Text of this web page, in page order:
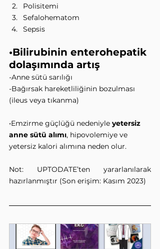
Polisitemi
Sefalohematom
Sepsis
•Bilirubinin enterohepatik
dolaşımında artış
-Anne sütü sarılığı
-Bağırsak hareketliliğinin bozulması
(ileus veya tıkanma)
•Emzirme güçlüğü nedeniyle yetersiz
anne sütü alımı, hipovolemiye ve
yetersiz kalori alımına neden olur.
Not: UPTODATE’ten yararlanılarak
hazırlanmıştır (Son erişim: Kasım 2023)